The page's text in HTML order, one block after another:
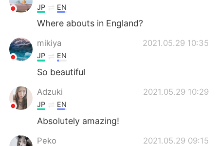
JP EN
Where abouts in England?
mikiya 2021.05.29 10:35
JP EN
So beautiful
Adzuki 2021.05.29 10:29
JP EN
Absolutely amazing!
Peko 2021.05.29 09:15